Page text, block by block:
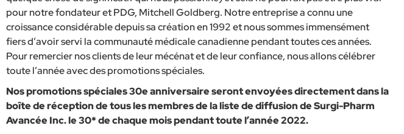
pour notre fondateur et PDG, Mitchell Goldberg. Notre entreprise a connu une
croissance considérable depuis sa création en 1992 et nous sommes immensément
fiers d’avoir servi la communauté médicale canadienne pendant toutes ces années.
Pour remercier nos clients de leur mécénat et de leur confiance, nous allons célébrer
toute l’année avec des promotions spéciales.
Nos promotions spéciales 30e anniversaire seront envoyées directement dans la
boîte de réception de tous les membres de la liste de diffusion de Surgi-Pharm
Avancée Inc. le 30* de chaque mois pendant toute l’année 2022.